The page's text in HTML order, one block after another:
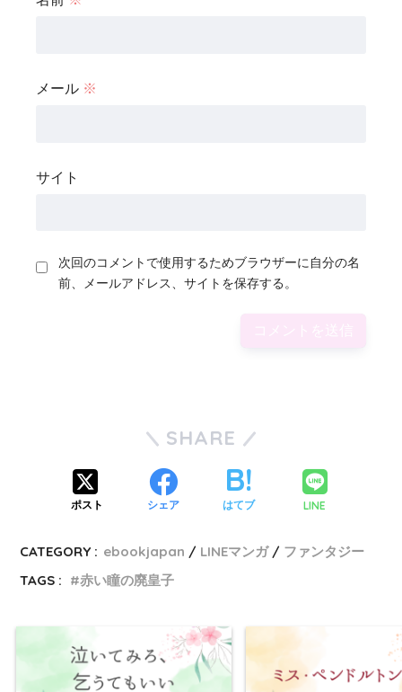
メール ※
サイト
次回のコメントで使用するためブラウザーに自分の名
前、メールアドレス、サイトを保存する。
SHARE
ポスト シェア はてブ LINE
CATEGORY : ebookjapan LINEマンガ
ファンタジー
TAGS :
赤い瞳の廃皇子